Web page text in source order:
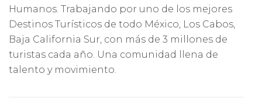
Humanos. Trabajando por uno de los mejores
Destinos Turísticos de todo México, Los Cabos,
Baja California Sur, con más de 3 millones de
turistas cada año. Una comunidad llena de
talento y movimiento.